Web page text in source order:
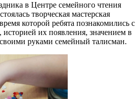
в Центре семейного чтения
творческая мастерская
которой ребята познакомились с
историей их появления, значением в
руками семейный талисман.